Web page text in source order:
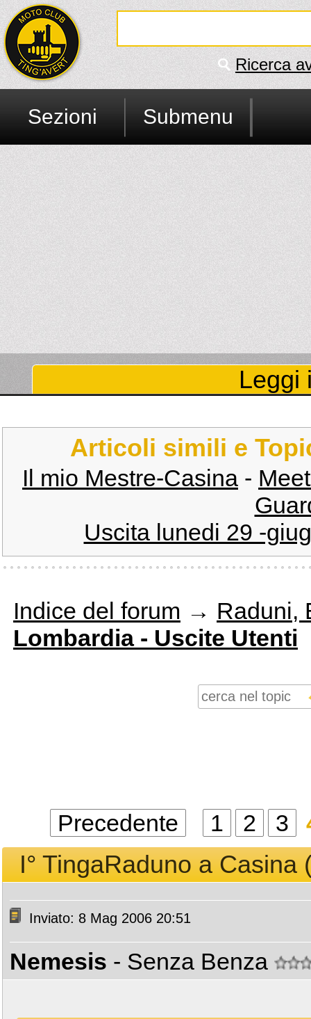
Ricerca
Sezioni Submenu
Leggi
Articoli simili e
Il mio Mestre-Casina -
Uscita lunedi 29 -
Indice del forum → Raduni,
Lombardia - Uscite Utenti
Precedente 1 2 3
I° TingaRaduno a Casina
Inviato: 8 Mag 2006 20:51
Nemesis - Senza Benza